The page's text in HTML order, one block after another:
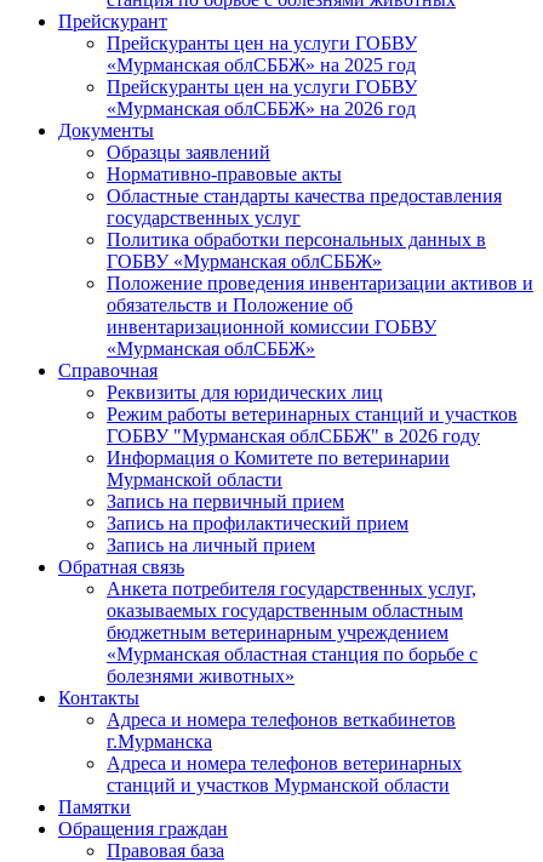
Прейскурант
Прейскуранты цен на услуги ГОБВУ
«Мурманская облСББЖ» на 2025 год
Прейскуранты цен на услуги ГОБВУ
«Мурманская облСББЖ» на 2026 год
Документы
Образцы заявлений
Нормативно-правовые акты
Областные стандарты качества предоставления
государственных услуг
Политика обработки персональных данных в
ГОБВУ «Мурманская облСББЖ»
Положение проведения инвентаризации активов и
обязательств и Положение об
инвентаризационной комиссии ГОБВУ
«Мурманская облСББЖ»
Справочная
Реквизиты для юридических лиц
Режим работы ветеринарных станций и участков
ГОБВУ "Мурманская облСББЖ" в 2026 году
Информация о Комитете по ветеринарии
Мурманской области
Запись на первичный прием
Запись на профилактический прием
Запись на личный прием
Обратная связь
Анкета потребителя государственных услуг,
оказываемых государственным областным
бюджетным ветеринарным учреждением
«Мурманская областная станция по борьбе с
болезнями животных»
Контакты
Адреса и номера телефонов веткабинетов
г.Мурманска
Адреса и номера телефонов ветеринарных
станций и участков Мурманской области
Памятки
Обращения граждан
Правовая база